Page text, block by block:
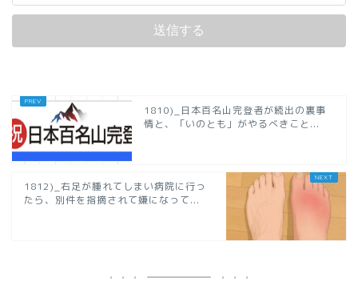
1810)_日本百名山完登者が続出の裏事
情と、「いのとも」がやるべきこと...
1812)_右足が腫れてしまい病院に行っ
たら、別件を指摘されて嫌になって...